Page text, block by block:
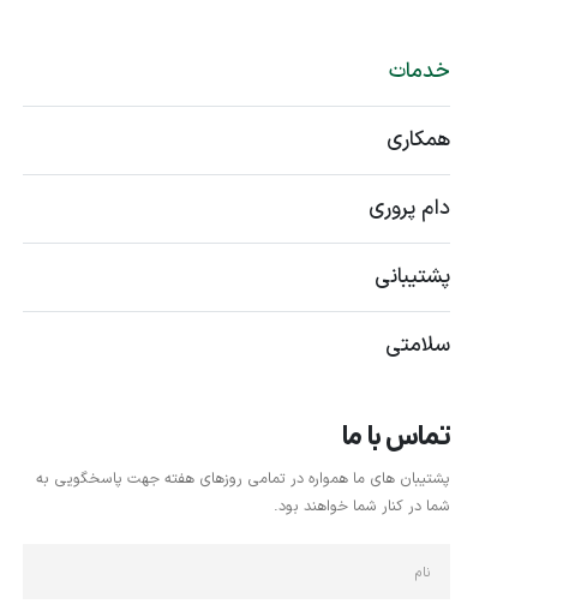
خدمات
همکاری
دام پروری
پشتیبانی
سلامتی
تماس با ما
پشتیبان های ما همواره در تمامی روزهای هفته جهت پاسخگویی به
شما در کنار شما خواهند بود.